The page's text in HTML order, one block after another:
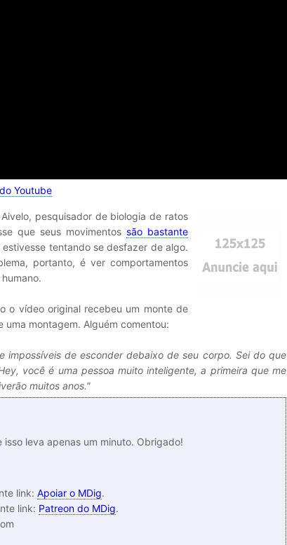
Youtube
pesquisador de biologia de ratos
que seus movimentos são bastante
tentando se desfazer de algo.
portanto, é ver comportamentos
o vídeo original recebeu um monte de
montagem. Alguém comentou:
de esconder debaixo de seu corpo. Sei do que
você é uma pessoa muito inteligente, a primeira que me
muitos anos."
leva apenas um minuto. Obrigado!
link: Apoiar o MDig.
link: Patreon do MDig.